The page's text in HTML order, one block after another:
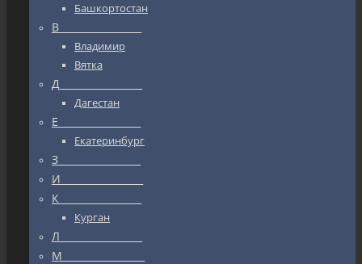
Башкортостан
В_________________
Владимир
Вятка
Д_________________
Дагестан
Е_________________
Екатеринбург
З_________________
И_________________
К_________________
Курган
Л_________________
М_________________